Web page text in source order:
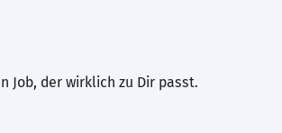
Job, der wirklich zu Dir passt.